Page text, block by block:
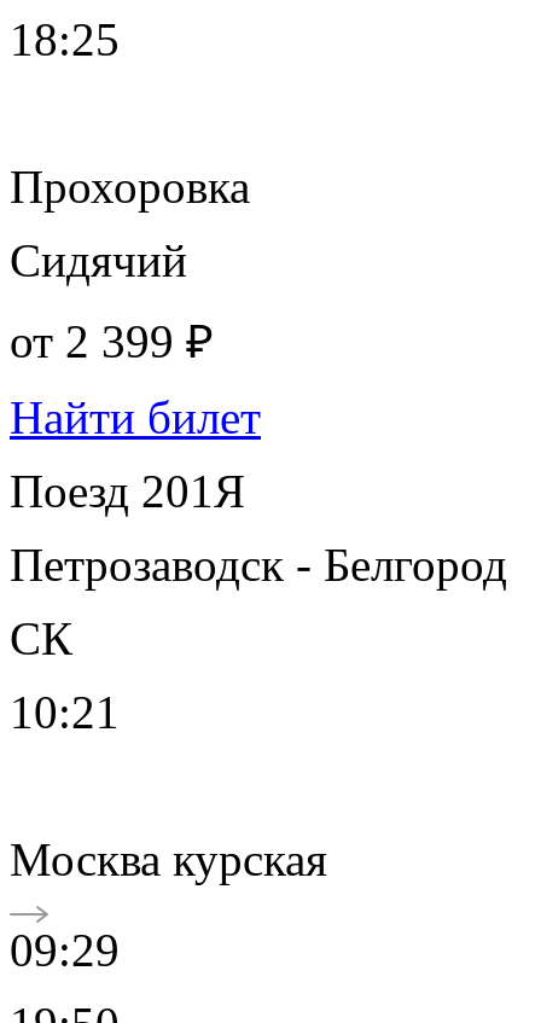
18:25
Прохоровка
Сидячий
от 2 399 ₽
Найти билет
Поезд 201Я
Петрозаводск - Белгород
СК
10:21
Москва курская
09:29